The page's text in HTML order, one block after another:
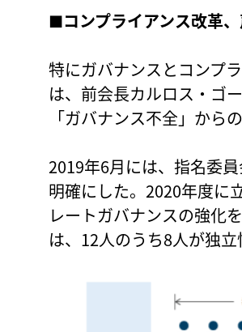
■コンプライアンス改革
特にガバナンスとコンプ
は、前会長カルロス・ゴ
「ガバナンス不全」から
2019年6月には、指名委
明確にした。2020年度に
レートガバナンスの強化
は、12人のうち8人が独立